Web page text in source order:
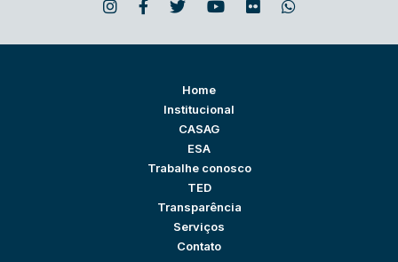
Home
Institucional
CASAG
ESA
Trabalhe conosco
TED
Transparência
Serviços
Contato